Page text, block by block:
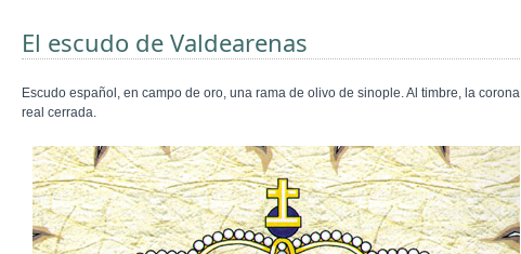
El escudo de Valdearenas
Escudo español, en campo de oro, una rama de olivo de sinople. Al timbre, la corona
real cerrada.